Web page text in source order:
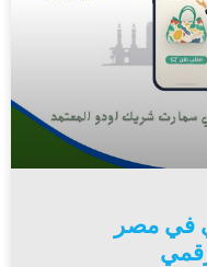
في مصر